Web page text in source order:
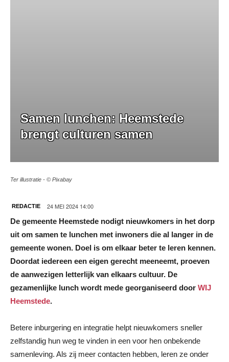
Samen lunchen: Heemstede
brengt culturen samen
Ter illustratie - © Pixabay
REDACTIE 24 MEI 2024 14:00
De gemeente Heemstede nodigt nieuwkomers in het dorp
uit om samen te lunchen met inwoners die al langer in de
gemeente wonen. Doel is om elkaar beter te leren kennen.
Doordat iedereen een eigen gerecht meeneemt, proeven
de aanwezigen letterlijk van elkaars cultuur. De
gezamenlijke lunch wordt mede georganiseerd door WIJ
Heemstede.
Betere inburgering en integratie helpt nieuwkomers sneller
zelfstandig hun weg te vinden in een voor hen onbekende
samenleving. Als zij meer contacten hebben, leren ze onder